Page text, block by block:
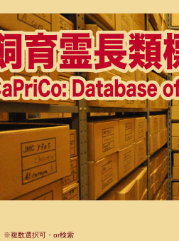
※複数選択可・or検索